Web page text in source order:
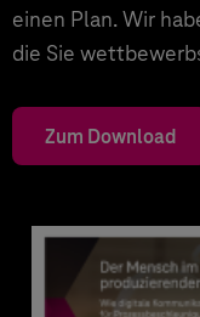
einen Plan. Wir
die Sie
Zum Download